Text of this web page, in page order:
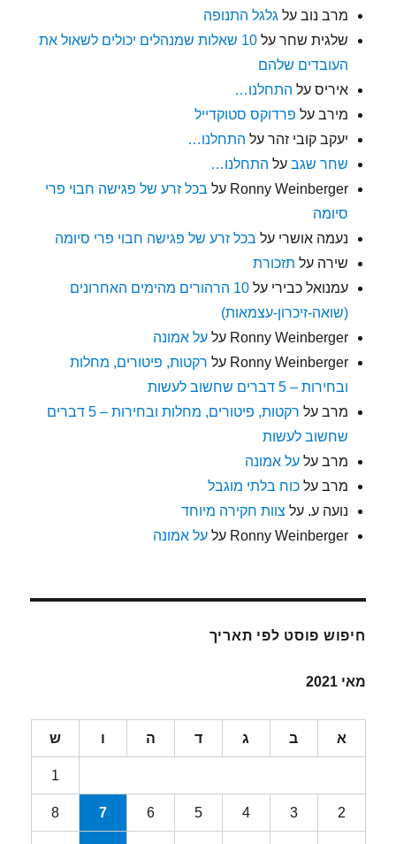
מרב נוב על גלגל התנופה
שלגית שחר על
10 שאלות שמנהלים יכולים לשאול את
העובדים שלהם
איריס על התחלנו…
מירב על פרדוקס סטוקדייל
יעקב קובי זהר על התחלנו…
שחר שגב על התחלנו…
Ronny Weinberger על בכל זרע של פגישה חבוי פרי
סיומה
נעמה אושרי על בכל זרע של פגישה חבוי פרי סיומה
שירה על תזכורת
עמנואל כבירי על
10 הרהורים מהימים האחרונים
(שואה-זיכרון-עצמאות)
Ronny Weinberger עלעל אמונה
Ronny Weinberger על רקטות, פיטורים, מחלות
ובחירות – 5 דברים שחשוב לעשות
מרב על
רקטות, פיטורים, מחלות ובחירות – 5 דברים
שחשוב לעשות
מרב עלעל אמונה
מרב עלכוח בלתי מוגבל
נועה ע. על צוות חקירה מיוחד
Ronny Weinberger עלעל אמונה
חיפוש פוסט לפי תאריך
מאי 2021
א ב ג ד ה ו ש
1
2
3
4
5
6
7
8